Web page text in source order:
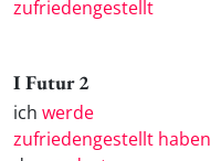
zufriedengestellt
I Futur 2
ich werde
zufriedengestellt haben